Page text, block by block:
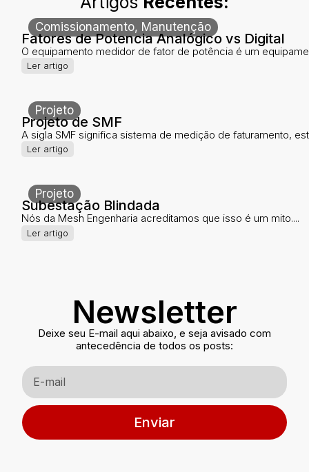
Comissionamento, Manutenção
Fatores de Potencia Analógico vs Digital
O equipamento medidor de fator de potência é um
Ler artigo
Projeto
Projeto de SMF
A sigla SMF significa sistema de medição de faturamento,
Ler artigo
Projeto
Subestação Blindada
Nós da Mesh Engenharia acreditamos que isso é um mito....
Ler artigo
Newsletter
Deixe seu E-mail aqui abaixo, e seja avisado com
antecedência de todos os posts:
Enviar